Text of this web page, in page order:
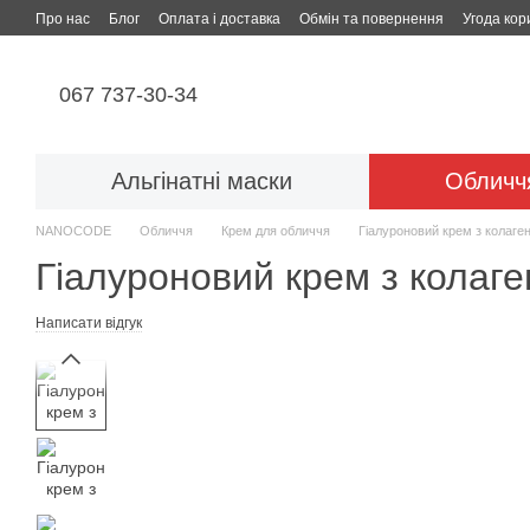
Перейти до основного контенту
Про нас Блог Оплата і доставка Обмін та повернення Угода
067 737-30-34
Альгінатні маски
NANOCODE Обличчя Крем для обличчя Гіалуроновий крем з
Гіалуроновий крем з
Написати відгук